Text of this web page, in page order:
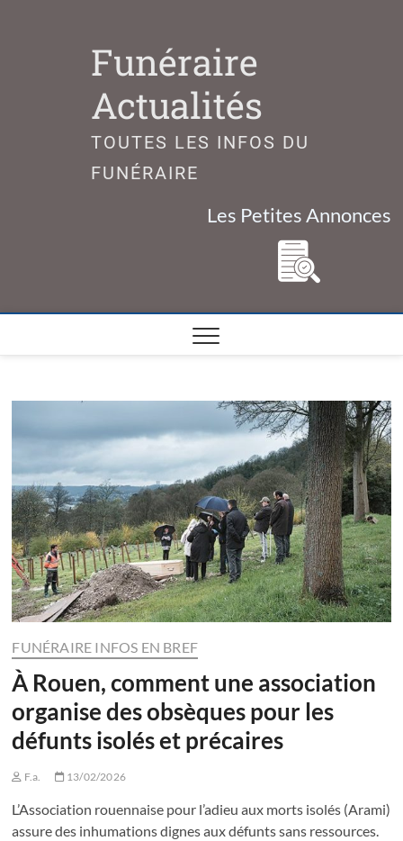
Funéraire
Actualités
TOUTES LES INFOS DU
FUNÉRAIRE
Les Petites Annonces
FUNÉRAIRE INFOS EN BREF
À Rouen, comment une association
organise des obsèques pour les
défunts isolés et précaires
F.a. 13/02/2026
L’Association rouennaise pour l’adieu aux morts isolés (Arami)
assure des inhumations dignes aux défunts sans ressources.